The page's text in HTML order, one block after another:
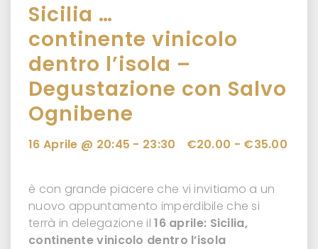
Sicilia …
continente vinicolo
dentro l’isola –
Degustazione con Salvo
Ognibene
16 Aprile @ 20:45 - 23:30 €20.00 - €35.00
è con grande piacere che vi invitiamo a un
nuovo appuntamento imperdibile che si
terrà in delegazione il 16 aprile: Sicilia,
continente vinicolo dentro l’isola